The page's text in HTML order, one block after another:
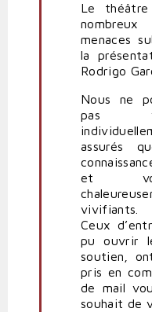
continue!
politpro
Le
menaces
la
Rodrigo
Nous ne
pas
assurés
et
vivifiants.
Ceux
pu ouvrir
soutien,
pris en
de mail
souhait de